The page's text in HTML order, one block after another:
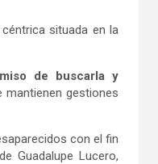
situada en la
de buscarla y
mantienen gestiones
con el fin
Guadalupe Lucero,